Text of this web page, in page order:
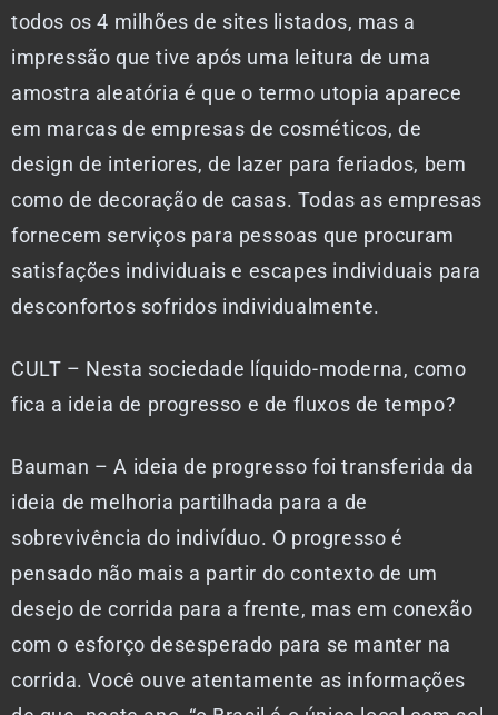
todos os 4 milhões de sites listados, mas a
impressão que tive após uma leitura de uma
amostra aleatória é que o termo utopia aparece
em marcas de empresas de cosméticos, de
design de interiores, de lazer para feriados, bem
como de decoração de casas. Todas as empresas
fornecem serviços para pessoas que procuram
satisfações individuais e escapes individuais para
desconfortos sofridos individualmente.
CULT – Nesta sociedade líquido-moderna, como
fica a ideia de progresso e de fluxos de tempo?
Bauman – A ideia de progresso foi transferida da
ideia de melhoria partilhada para a de
sobrevivência do indivíduo. O progresso é
pensado não mais a partir do contexto de um
desejo de corrida para a frente, mas em conexão
com o esforço desesperado para se manter na
corrida. Você ouve atentamente as informações